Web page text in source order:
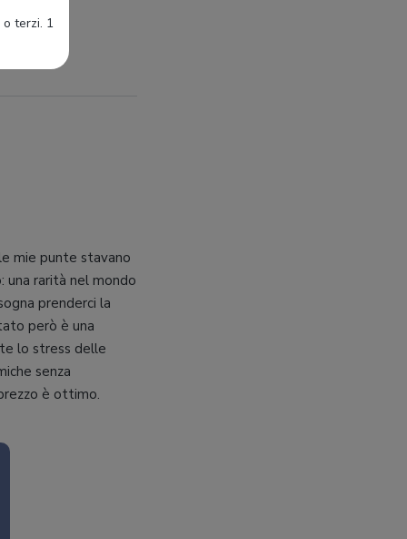
mie punte stavano
una rarità nel mondo
prenderci la
però è una
lo stress delle
senza
è ottimo.
terzi. 1